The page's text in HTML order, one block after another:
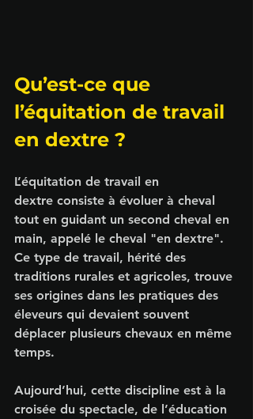
Qu’est-ce que
l’équitation de travail
en dextre ?
L’équitation de travail en
dextre consiste à évoluer à cheval
tout en guidant un second cheval en
main, appelé le cheval "en dextre".
Ce type de travail, hérité des
traditions rurales et agricoles, trouve
ses origines dans les pratiques des
éleveurs qui devaient souvent
déplacer plusieurs chevaux en même
temps.
Aujourd’hui, cette discipline est à la
croisée du spectacle, de l’éducation